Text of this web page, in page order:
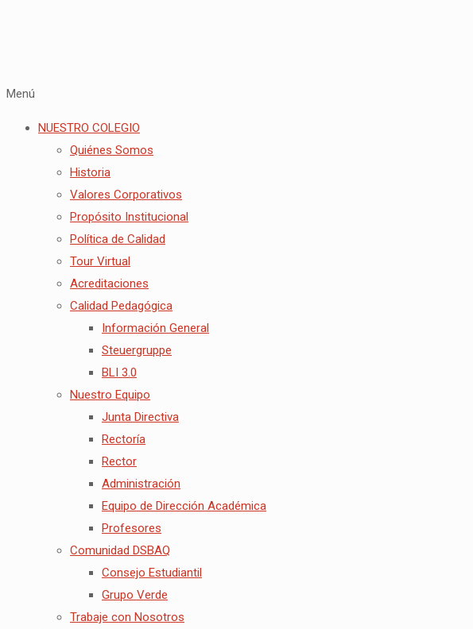
Menú
NUESTRO COLEGIO
Quiénes Somos
Historia
Valores Corporativos
Propósito Institucional
Política de Calidad
Tour Virtual
Acreditaciones
Calidad Pedagógica
Información General
Steuergruppe
BLI 3.0
Nuestro Equipo
Junta Directiva
Rectoría
Rector
Administración
Equipo de Dirección Académica
Profesores
Comunidad DSBAQ
Consejo Estudiantil
Grupo Verde
Trabaje con Nosotros